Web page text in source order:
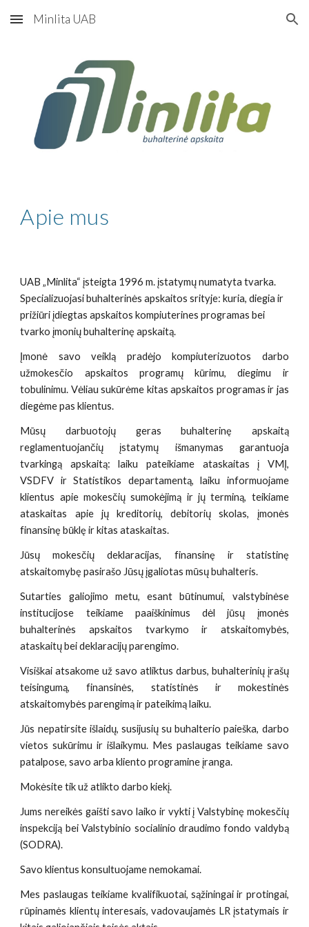
Skip to main content Skip to navigation
Minlita UAB
Apie mus
UAB „Minlita“ įsteigta 1996 m. įstatymų numatyta tvarka.
Specializuojasi buhalterinės apskaitos srityje: kuria, diegia ir
prižiūri įdiegtas apskaitos kompiuterines programas bei
tvarko įmonių buhalterinę apskaitą.
Įmonė savo veiklą pradėjo kompiuterizuotos darbo
užmokesčio apskaitos programų kūrimu, diegimu ir
tobulinimu. Vėliau sukūrėme kitas apskaitos programas ir jas
diegėme pas klientus.
Mūsų darbuotojų geras buhalterinę apskaitą
reglamentuojančių įstatymų išmanymas garantuoja
tvarkingą apskaitą: laiku pateikiame ataskaitas į VMĮ,
VSDFV ir Statistikos departamentą, laiku informuojame
klientus apie mokesčių sumokėjimą ir jų terminą, teikiame
ataskaitas apie jų kreditorių, debitorių skolas, įmonės
finansinę būklę ir kitas ataskaitas.
Jūsų mokesčių deklaracijas, finansinę ir statistinę
atskaitomybę pasirašo Jūsų įgaliotas mūsų buhalteris.
Sutarties galiojimo metu, esant būtinumui, valstybinėse
institucijose teikiame paaiškinimus dėl jūsų įmonės
buhalterinės apskaitos tvarkymo ir atskaitomybės,
ataskaitų bei deklaracijų parengimo.
Visiškai atsakome už savo atliktus darbus, buhalterinių įrašų
teisingumą, finansinės, statistinės ir mokestinės
atskaitomybės parengimą ir pateikimą laiku.
Jūs nepatirsite išlaidų, susijusių su buhalterio paieška, darbo
vietos sukūrimu ir išlaikymu. Mes paslaugas teikiame savo
patalpose, savo arba kliento programine įranga.
Mokėsite tik už atlikto darbo kiekį.
Jums nereikės gaišti savo laiko ir vykti į Valstybinę mokesčių
inspekciją bei Valstybinio socialinio draudimo fondo valdybą
(SODRA).
Savo klientus konsultuojame nemokamai.
Mes paslaugas teikiame kvalifikuotai, sąžiningai ir protingai,
rūpinamės klientų interesais, vadovaujamės LR įstatymais ir